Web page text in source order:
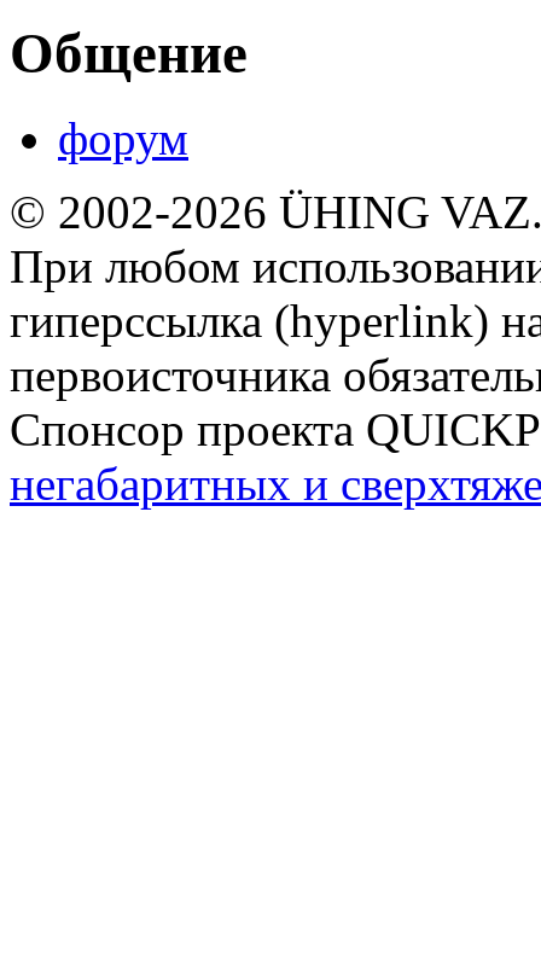
Общение
форум
© 2002-2026 ÜHING
При любом
гиперссылка (hyperlink)
первоисточника
Спонсор проекта
негабаритных и